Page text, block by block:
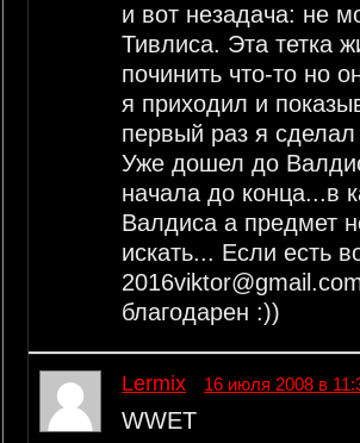
и вот незадача: не
Тивлиса. Эта тетка
починить что-то но
я приходил и
первый раз я
Уже дошел до
начала до конца...в
Валдиса а предмет
искать... Если есть
благодарен :))
Lermix 16 июля 2008 в
WWET